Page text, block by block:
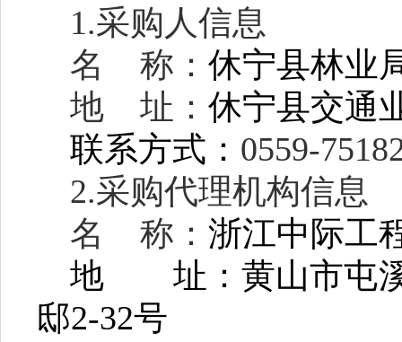
1.采购人信息
名 称：休宁县林业
地 址：休宁县交通
联系方式： 0559-
2.采购代理机构信息
名 称：浙江中际工
地 址： 黄山市屯
邸2-32号